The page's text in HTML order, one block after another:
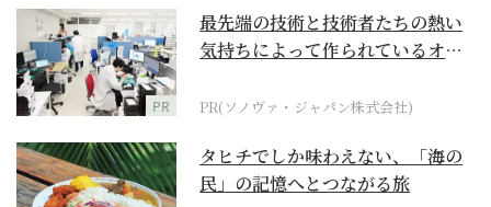
PR
最先端の技術と技術者たちの熱い
気持ちによって作られているオー
PR(ソノヴァ・ジャパン株式会社)
タヒチでしか味わえない、「海の
民」の記憶へとつながる旅